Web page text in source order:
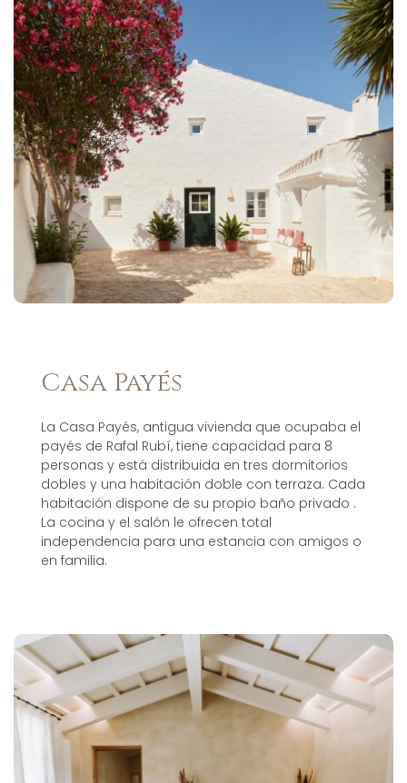
Casa Payés
La Casa Payés, antigua vivienda que ocupaba el
payés de Rafal Rubí, tiene capacidad para 8
personas y está distribuida en tres dormitorios
dobles y una habitación doble con terraza. Cada
habitación dispone de su propio baño privado .
La cocina y el salón le ofrecen total
independencia para una estancia con amigos o
en familia.